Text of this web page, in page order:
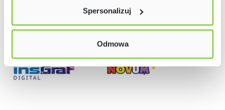
Polityce prywatności
Spersonalizuj
Odmowa